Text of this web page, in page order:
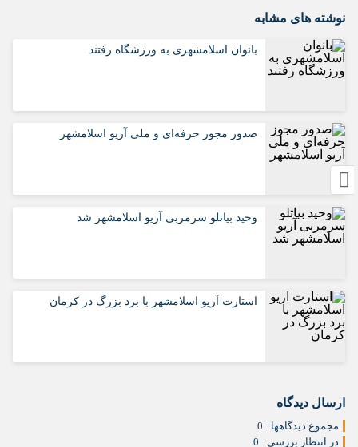
نوشته های مشابه
بانوان اسلامشهری به ورزشگاه رفتند
صدور مجوز حرفه‌ای و ملی آریو اسلامشهر
وحید بیاتلو سرمربی آریو اسلامشهر شد
استارت آریو اسلامشهر با برد بزرگ در کرمان
ارسال دیدگاه
مجموع دیدگاهها : 0
در انتظار بررسی : 0